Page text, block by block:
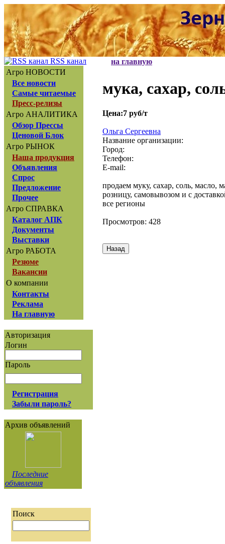
RSS канал
Агро НОВОСТИ
Все новости
Самые читаемые
Пресс-релизы
Агро АНАЛИТИКА
Обзор Прессы
Ценовой Блок
Агро РЫНОК
Наша продукция
Объявления
Спрос
Предложение
Прочее
Агро СПРАВКА
Каталог АПК
Документы
Выставки
Агро РАБОТА
Резюме
Вакансии
О компании
Контакты
Реклама
На главную
Авторизация
Логин
Пароль
Регистрация
Забыли пароль?
Архив объявлений
Последние
объявления
Поиск
на главную
мука, сахар,
Цена:7 руб/т
Ольга Сергеевна
Название организации:
Город:
Телефон:
E-mail:
продаем муку, сахар, соль, масло,
розницу, самовывозом и с
все регионы
Просмотров: 428